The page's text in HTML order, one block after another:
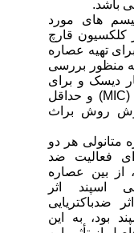
باشد.
های مورد
قارچ
تهیه عصاره
منظور بررسی
دیسک و برای
MIC ) و حداقل
روش براث
هر دو
فعالیت ضد
از بین عصاره
اسپند اثر
ضدباکتریایی
بود، به این